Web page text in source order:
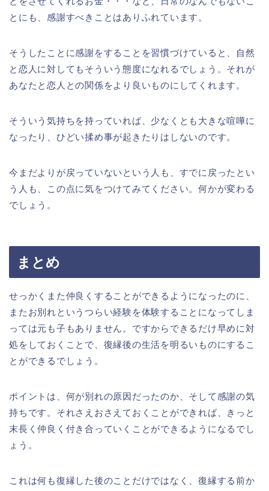
とにも、感謝すべきことはありふれています。
そうしたことに感謝をすることを習慣づけていると、自然
と恋人に対してもそういう態度になれるでしょう。それが
あなたと恋人との関係をより良いものにしてくれます。
そういう気持ちを持っていれば、少なくとも大きな喧嘩に
なったり、ひどい揉め事が起きたりはしないのです。
今まだよりが戻っていないという人も、すでに戻ったとい
う人も、この点に気をつけてみてください。何かが変わる
でしょう。
まとめ
せっかくまた仲良くすることができるようになったのに、
またお別れというつらい経験を体験することになってしま
っては元も子もありません。ですからできるだけ早めに対
処をしておくことで、復縁後の生活を明るいものにするこ
とができるでしょう。
ポイントは、何が別れの原因だったのか、そして感謝の気
持ちです。それさえおさえておくことができれば、きっと
末長く仲良く付き合っていくことができるようになるでし
ょう。
これは何も復縁した後のことだけではなく、復縁する前か